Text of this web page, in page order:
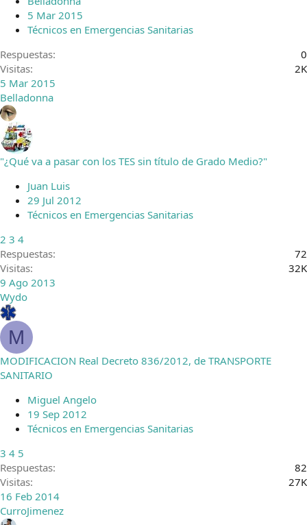
5 Mar 2015
Técnicos en Emergencias Sanitarias
Respuestas
0
Visitas
2K
5 Mar 2015
Belladonna
"¿Qué va a pasar con los TES sin título de Grado Medio?"
Juan Luis
29 Jul 2012
Técnicos en Emergencias Sanitarias
2 3 4
Respuestas
72
Visitas
32K
9 Ago 2013
Wydo
M
MODIFICACION Real Decreto 836/2012, de TRANSPORTE
SANITARIO
Miguel Angelo
19 Sep 2012
Técnicos en Emergencias Sanitarias
3 4 5
Respuestas
82
Visitas
27K
16 Feb 2014
CurroJimenez